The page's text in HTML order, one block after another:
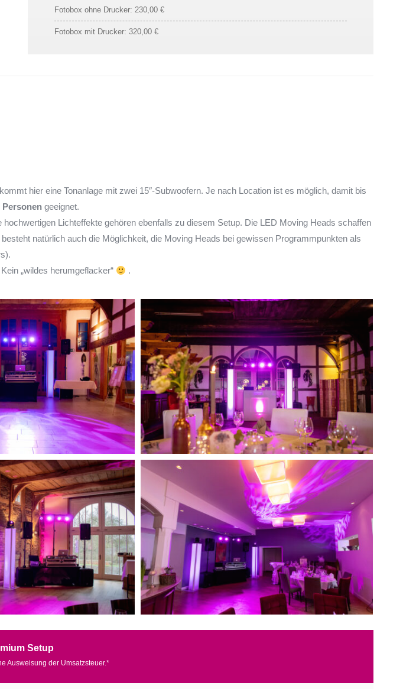
Fotobox ohne Drucker: 230,00 €
Fotobox mit Drucker: 320,00 €
hier eine Tonanlage mit zwei 15″-Subwoofern. Je nach Location ist es möglich, damit bis
Personen geeignet.
Lichteffekte gehören ebenfalls zu diesem Setup. Die LED Moving Heads schaffen
natürlich auch die Möglichkeit, die Moving Heads bei gewissen Programmpunkten als
„wildes herumgeflacker“
.
Setup
Ausweisung der Umsatzsteuer.*